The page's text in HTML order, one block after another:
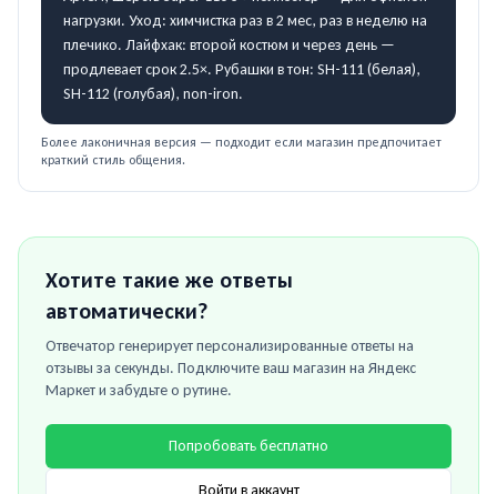
нагрузки. Уход: химчистка раз в 2 мес, раз в неделю на
плечико. Лайфхак: второй костюм и через день —
продлевает срок 2.5×. Рубашки в тон: SH-111 (белая),
SH-112 (голубая), non-iron.
Более лаконичная версия — подходит если магазин предпочитает
краткий стиль общения.
Хотите такие же ответы
автоматически?
Отвечатор генерирует персонализированные ответы на
отзывы за секунды. Подключите ваш магазин на Яндекс
Маркети забудьте о рутине.
Попробовать бесплатно
Войти в аккаунт